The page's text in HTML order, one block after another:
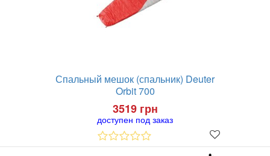
Спальный мешок (спальник) Deuter
Orbit 700
3519 грн
доступен под заказ